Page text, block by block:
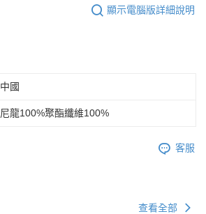
顯示電腦版詳細說明
中國
尼龍100%聚酯纖維100%
客服
查看全部